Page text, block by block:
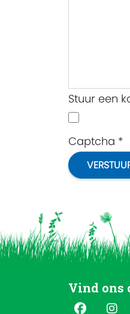
Stuur een
Captcha *
Vind ons